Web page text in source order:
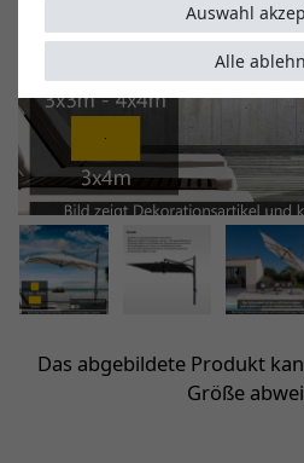
Das abgebildete Produkt
Größe
Alle
Auswahl